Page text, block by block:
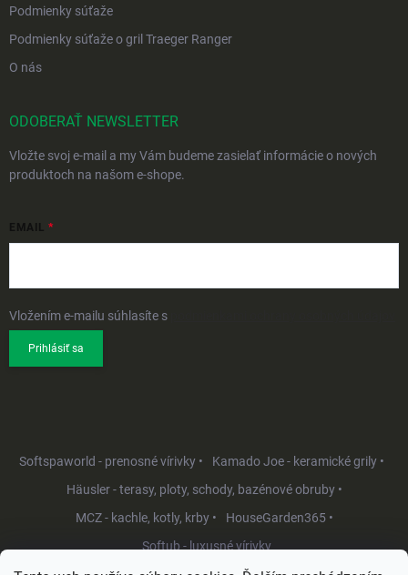
Podmienky súťaže
Podmienky súťaže o gril Traeger Ranger
O nás
ODOBERAŤ NEWSLETTER
Vložte svoj e-mail a my Vám budeme zasielať informácie o nových
produktoch na našom e-shope.
EMAIL
Vložením e-mailu súhlasíte s
Prihlásiť sa
Softspaworld - prenosné vírivky •
Kamado Joe - keramické grily •
Häusler - terasy, ploty, schody, bazénové obruby •
MCZ - kachle, kotly, krby •
HouseGarden365 •
Softub - luxusné vírivky